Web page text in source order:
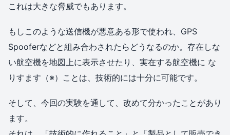
これは大きな脅威でもあります。
もしこのような送信機が悪意ある形で使われ、GPS
Spooferなどと組み合わされたらどうなるのか。存在しな
い航空機を地図上に表示させたり、実在する航空機に な
りすます（※）ことは、技術的には十分に可能です。
そして、今回の実験を通して、改めて分かったことがあり
ます。